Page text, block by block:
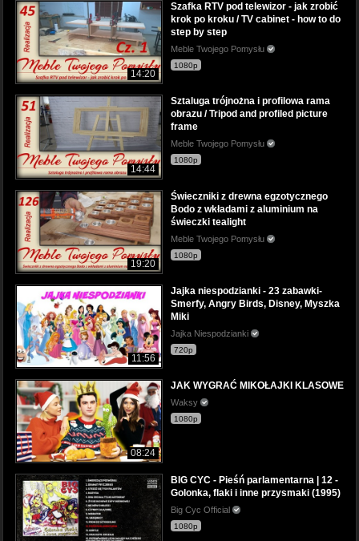
14:20
Szafka RTV pod telewizor - jak zrobić
krok po kroku / TV cabinet - how to do
step by step
Meble Twojego Pomysłu
1080p
14:44
Sztaluga trójnożna i profilowa rama
obrazu / Tripod and profiled picture
frame
Meble Twojego Pomysłu
1080p
19:20
Świeczniki z drewna egzotycznego
Bodo z wkładami z aluminium na
świeczki tealight
Meble Twojego Pomysłu
1080p
11:56
Jajka niespodzianki - 23 zabawki-
Smerfy, Angry Birds, Disney, Myszka
Miki
Jajka Niespodzianki
720p
08:24
JAK WYGRAĆ MIKOŁAJKI KLASOWE
Waksy
1080p
BIG CYC - Pieśń parlamentarna | 12 -
Golonka, flaki i inne przysmaki (1995)
Big Cyc Official
1080p